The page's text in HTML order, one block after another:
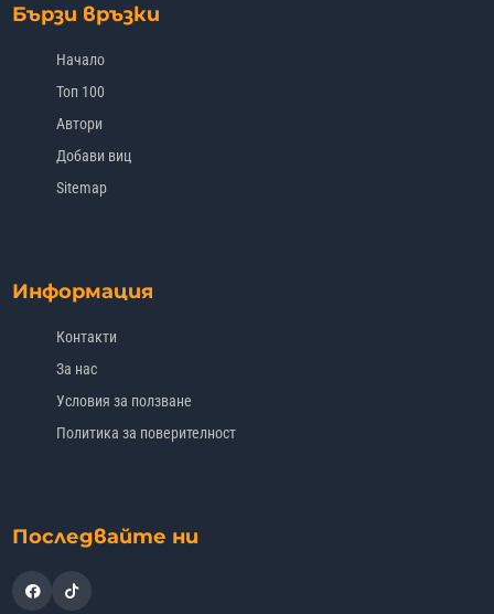
Бързи връзки
Начало
Топ 100
Автори
Добави виц
Sitemap
Информация
Контакти
За нас
Условия за ползване
Политика за поверителност
Последвайте ни